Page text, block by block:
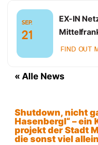
« Alle News
Shutdown, nicht
Hasenbergl“ –
projekt der Stadt
die sonst viel
SEP.
21
EX-IN
FIND OUT